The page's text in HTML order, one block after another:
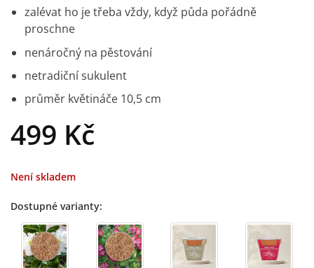
zalévat ho je třeba vždy, když půda pořádně
proschne
nenáročný na pěstování
netradiční sukulent
průměr květináče 10,5 cm
499 Kč
Není skladem
Dostupné varianty: